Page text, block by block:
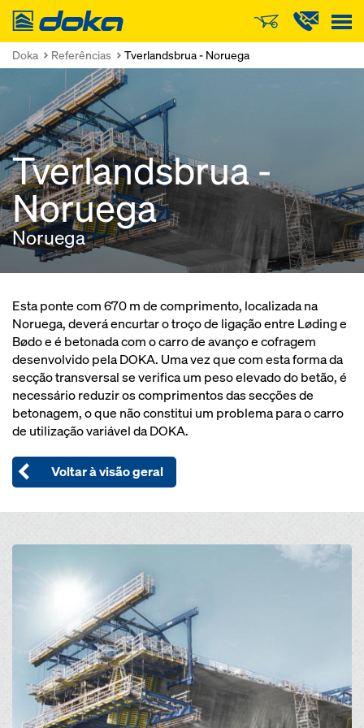
Doka
Doka Referências Tverlandsbrua - Noruega
Tverlandsbrua -
Noruega
Noruega
Esta ponte com 670 m de comprimento, localizada na
Noruega, deverá encurtar o troço de ligação entre Løding e
Bødo e é betonada com o carro de avanço e cofragem
desenvolvido pela DOKA. Uma vez que com esta forma da
secção transversal se verifica um peso elevado do betão, é
necessário reduzir os comprimentos das secções de
betonagem, o que não constitui um problema para o carro
de utilização variável da DOKA.
Voltar à visão geral
Open